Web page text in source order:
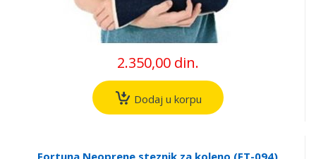
2.350,00 din.
Dodaj u korpu